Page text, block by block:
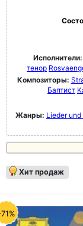
Исполнители:
тенор
Композиторы:
Баптист
Жанры: Lieder und
Хит продаж